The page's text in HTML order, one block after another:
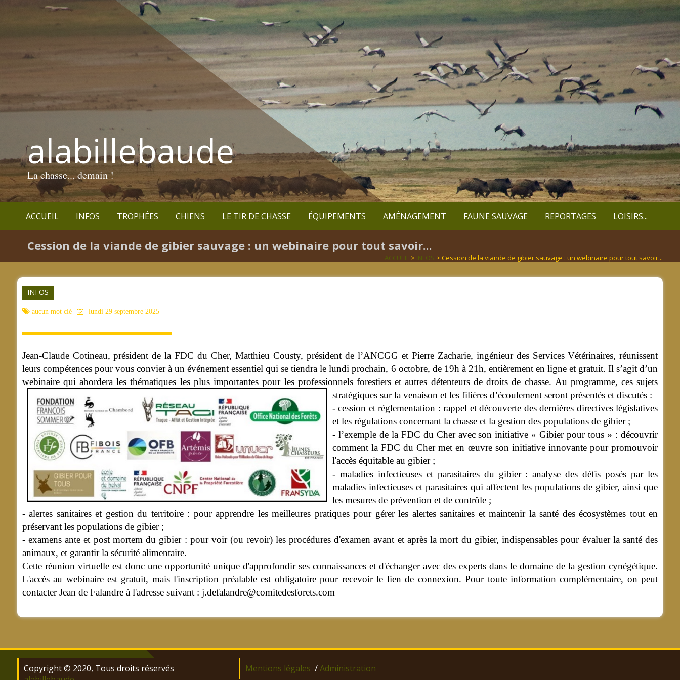
alabillebaude
La chasse... demain !
ACCUEIL INFOS TROPHÉES CHIENS LE TIR DE CHASSE ÉQUIPEMENTS AMÉNAGEMENT FAUNE SAUVAGE REPORTAGES LOISIRS...
Cession de la viande de gibier sauvage : un webinaire pour tout savoir...
ACCUEIL > INFOS > Cession de la viande de gibier sauvage : un webinaire pour tout savoir...
INFOS
aucun mot clé lundi 29 septembre 2025
Jean-Claude Cotineau, président de la FDC du Cher, Matthieu Cousty, président de l’ANCGG et Pierre Zacharie, ingénieur des Services Vétérinaires, réunissent
leurs compétences pour vous convier à un événement essentiel qui se tiendra le lundi prochain, 6 octobre, de 19h à 21h, entièrement en ligne et gratuit. Il s’agit d’un
webinaire qui abordera les thématiques les plus importantes pour les professionnels forestiers et autres détenteurs de droits de chasse. Au programme, ces sujets
stratégiques sur la venaison et les filières d’écoulement seront présentés et discutés :
- cession et réglementation : rappel et découverte des dernières directives législatives
et les régulations concernant la chasse et la gestion des populations de gibier ;
- l’exemple de la FDC du Cher avec son initiative « Gibier pour tous » : découvrir
comment la FDC du Cher met en œuvre son initiative innovante pour promouvoir
l'accès équitable au gibier ;
- maladies infectieuses et parasitaires du gibier : analyse des défis posés par les
maladies infectieuses et parasitaires qui affectent les populations de gibier, ainsi que
les mesures de prévention et de contrôle ;
- alertes sanitaires et gestion du territoire : pour apprendre les meilleures pratiques pour gérer les alertes sanitaires et maintenir la santé des écosystèmes tout en
préservant les populations de gibier ;
- examens ante et post mortem du gibier : pour voir (ou revoir) les procédures d'examen avant et après la mort du gibier, indispensables pour évaluer la santé des
animaux, et garantir la sécurité alimentaire.
Cette réunion virtuelle est donc une opportunité unique d'approfondir ses connaissances et d'échanger avec des experts dans le domaine de la gestion cynégétique.
L'accès au webinaire est gratuit, mais l'inscription préalable est obligatoire pour recevoir le lien de connexion. Pour toute information complémentaire, on peut
contacter Jean de Falandre à l'adresse suivant : j.defalandre@comitedesforets.com
Copyright © 2020, Tous droits réservés
Mentions légales /Administration